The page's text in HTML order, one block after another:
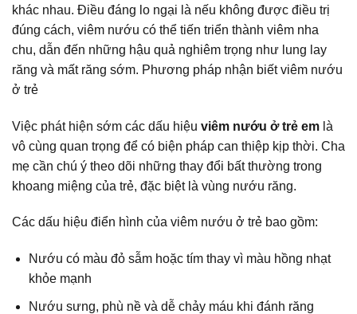
khác nhau. Điều đáng lo ngại là nếu không được điều trị
đúng cách, viêm nướu có thể tiến triển thành viêm nha
chu, dẫn đến những hậu quả nghiêm trọng như lung lay
răng và mất răng sớm. Phương pháp nhận biết viêm nướu
ở trẻ
Việc phát hiện sớm các dấu hiệu viêm nướu ở trẻ em là
vô cùng quan trọng để có biện pháp can thiệp kịp thời. Cha
mẹ cần chú ý theo dõi những thay đổi bất thường trong
khoang miệng của trẻ, đặc biệt là vùng nướu răng.
Các dấu hiệu điển hình của viêm nướu ở trẻ bao gồm:
Nướu có màu đỏ sẫm hoặc tím thay vì màu hồng nhạt
khỏe mạnh
Nướu sưng, phù nề và dễ chảy máu khi đánh răng